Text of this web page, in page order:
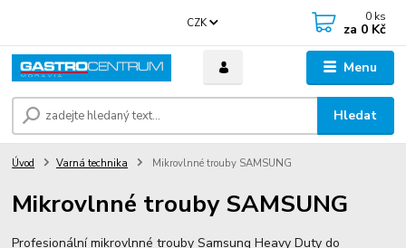
Menu
CZK
Hledat
0 ks
za 0 Kč
Úvod Varná technika Mikrovlnné trouby SAMSUNG
Mikrovlnné trouby SAMSUNG
Profesionální mikrovlnné trouby Samsung Heavy Duty do